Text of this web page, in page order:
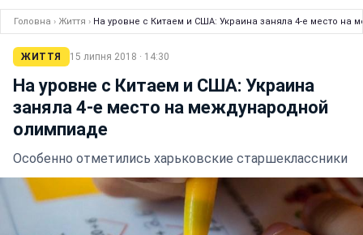
Головна › Життя › На уровне с Китаем и США: Украина заняла 4-е место на
ЖИТТЯ 15 липня 2018 · 14:30
На уровне с Китаем и США: Украина
заняла 4-е место на международной
олимпиаде
Особенно отметились харьковские старшеклассники